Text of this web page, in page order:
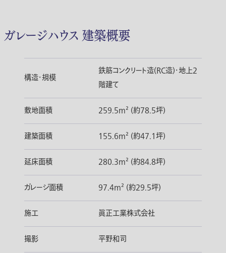
ガレージハウス 建築概要
構造・規模
鉄筋コンクリート造(RC造)・地上2
階建て
敷地面積 259.5m² (約78.5坪)
建築面積 155.6m² (約47.1坪)
延床面積 280.3m² (約84.8坪)
ガレージ面積 97.4m² (約29.5坪)
施工 眞正工業株式会社
撮影 平野和司